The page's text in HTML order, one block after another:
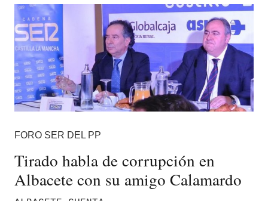
FORO SER DEL PP
Tirado habla de corrupción en
Albacete con su amigo Calamardo